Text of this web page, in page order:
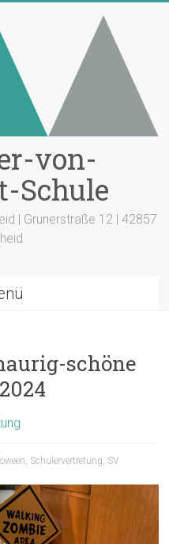
von-
Schule
| Grunerstraße 12 | 42857
schöne
, Schülervertretung, SV